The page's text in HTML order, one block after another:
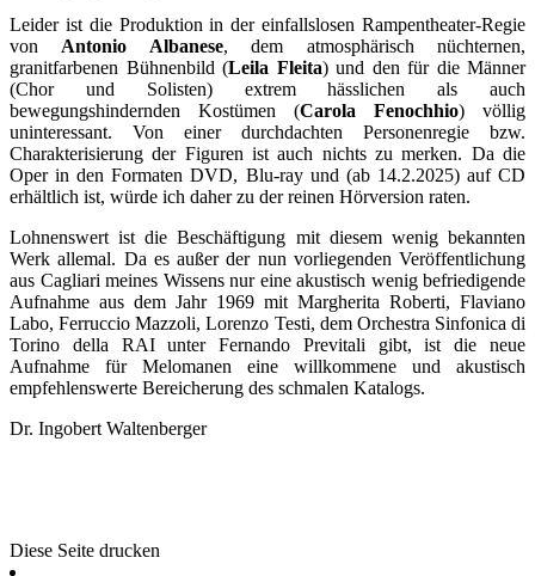
Leider ist die Produktion in der einfallslosen Rampentheater-Regie
von Antonio Albanese, dem atmosphärisch nüchternen,
granitfarbenen Bühnenbild (Leila Fleita) und den für die Männer
(Chor und Solisten) extrem hässlichen als auch
bewegungshindernden Kostümen (Carola Fenochhio) völlig
uninteressant. Von einer durchdachten Personenregie bzw.
Charakterisierung der Figuren ist auch nichts zu merken. Da die
Oper in den Formaten DVD, Blu-ray und (ab 14.2.2025) auf CD
erhältlich ist, würde ich daher zu der reinen Hörversion raten.
Lohnenswert ist die Beschäftigung mit diesem wenig bekannten
Werk allemal. Da es außer der nun vorliegenden Veröffentlichung
aus Cagliari meines Wissens nur eine akustisch wenig befriedigende
Aufnahme aus dem Jahr 1969 mit Margherita Roberti, Flaviano
Labo, Ferruccio Mazzoli, Lorenzo Testi, dem Orchestra Sinfonica di
Torino della RAI unter Fernando Previtali gibt, ist die neue
Aufnahme für Melomanen eine willkommene und akustisch
empfehlenswerte Bereicherung des schmalen Katalogs.
Dr. Ingobert Waltenberger
Diese Seite drucken